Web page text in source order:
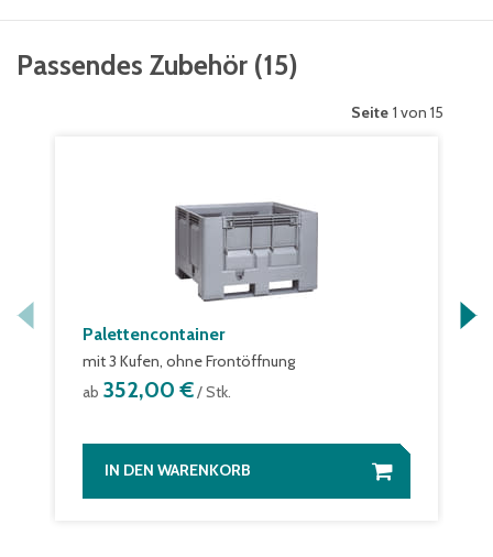
Passendes Zubehör (15)
Seite 1 von 15
Palettencontainer
mit 3 Kufen, ohne Frontöffnung
ab 352,00 €/ Stk.
IN DEN WARENKORB